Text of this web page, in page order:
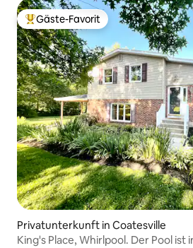
Beliebter Gäste-Favorit.
Gäste-Favorit
Privatunterkunft in Coatesville
King's Place, Whirlpool. Der Pool